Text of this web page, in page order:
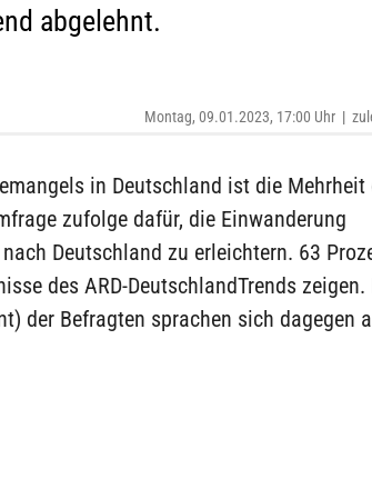
abgelehnt.
Montag, 09.01.2023, 17:00 Uhr |
in Deutschland ist die Mehrheit
zufolge dafür, die Einwanderung
Deutschland zu erleichtern. 63
des ARD-DeutschlandTrends zeigen.
der Befragten sprachen sich dagegen